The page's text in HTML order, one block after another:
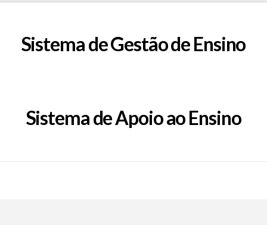
Sistema de Gestão de Ensino
Sistema de Apoio ao Ensino